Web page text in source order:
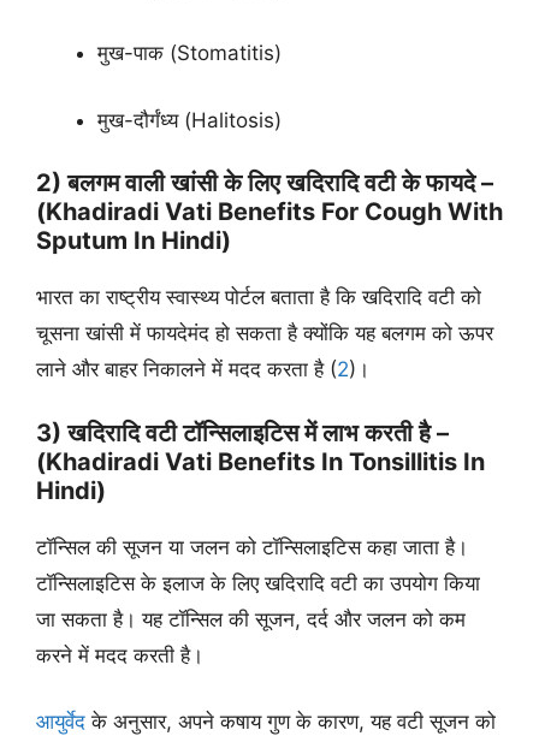
मुख-पाक (Stomatitis)
मुख-दौर्गंध्य (Halitosis)
2) बलगम वाली खांसी के लिए खदिरादि वटी के फायदे –
(Khadiradi Vati Benefits For Cough With
Sputum In Hindi)
भारत का राष्ट्रीय स्वास्थ्य पोर्टल बताता है कि खदिरादि वटी को
चूसना खांसी में फायदेमंद हो सकता है क्योंकि यह बलगम को ऊपर
लाने और बाहर निकालने में मदद करता है (2)।
3) खदिरादि वटी टॉन्सिलाइटिस में लाभ करती है –
(Khadiradi Vati Benefits In Tonsillitis In
Hindi)
टॉन्सिल की सूजन या जलन को टॉन्सिलाइटिस कहा जाता है।
टॉन्सिलाइटिस के इलाज के लिए खदिरादि वटी का उपयोग किया
जा सकता है। यह टॉन्सिल की सूजन, दर्द और जलन को कम
करने में मदद करती है।
आयुर्वेदके अनुसार, अपने कषाय गुण के कारण, यह वटी सूजन को